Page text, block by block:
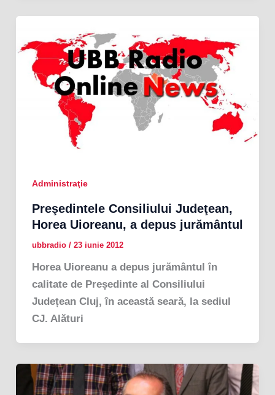
Administraţie
Preşedintele Consiliului Judeţean,
Horea Uioreanu, a depus jurământul
ubbradio / 23 iunie 2012
Horea Uioreanu a depus jurământul în
calitate de Președinte al Consiliului
Județean Cluj, în această seară, la sediul
CJ. Alături